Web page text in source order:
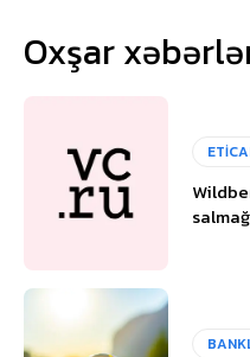
Oxşar